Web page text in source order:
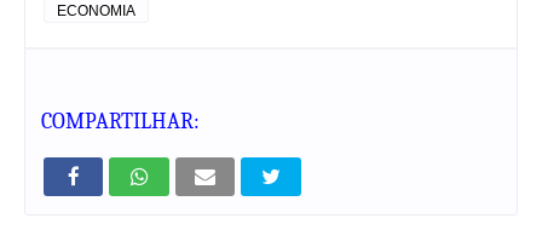
ECONOMIA
COMPARTILHAR: